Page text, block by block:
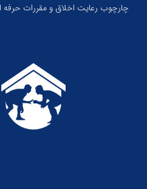
چارچوب رعایت اخلاق و مقررات حرفه